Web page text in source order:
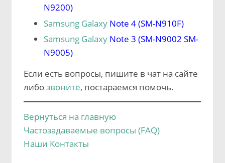
N9200)
Samsung Galaxy Note 4 (SM-N910F)
Samsung Galaxy Note 3 (SM-N9002 SM-
N9005)
Если есть вопросы, пишите в чат на сайте
либозвоните, постараемся помочь.
Вернуться на главную
Частозадаваемые вопросы (FAQ)
Наши Контакты